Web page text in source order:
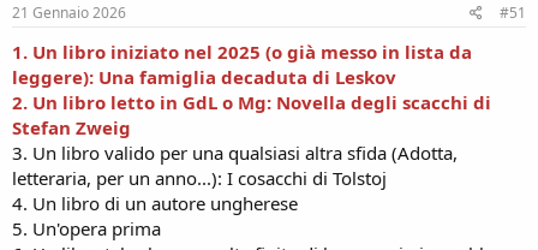
21 Gennaio 2026 #51
1. Un libro iniziato nel 2025 (o già messo in lista da
leggere): Una famiglia decaduta di Leskov
2. Un libro letto in GdL o Mg: Novella degli scacchi di
Stefan Zweig
3. Un libro valido per una qualsiasi altra sfida (Adotta,
letteraria, per un anno...): I cosacchi di Tolstoj
4. Un libro di un autore ungherese
5. Un'opera prima